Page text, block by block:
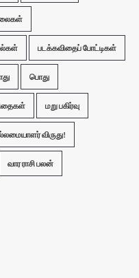
படக்கவிதைப் போட்டிகள்
பொது
மறு பகிர்வு
விருது!
வார ராசி பலன்